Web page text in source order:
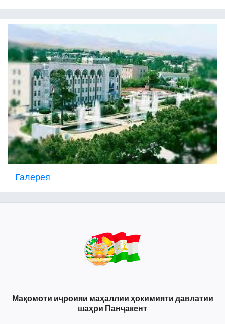
Галерея
Мақомоти иҷроияи маҳаллии ҳокимияти давлатии
шаҳри Панҷакент